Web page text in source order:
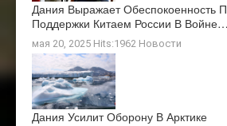
Дания Выражает Обеспокоенность
Поддержки Китаем России В Войне…
мая 20, 2025 Hits:1962 Новости
Дания Усилит Оборону В Арктике